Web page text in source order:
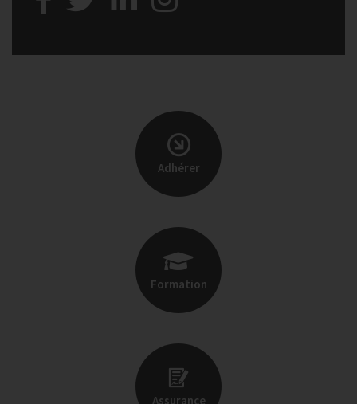
Adhérer
Formation
Assurance